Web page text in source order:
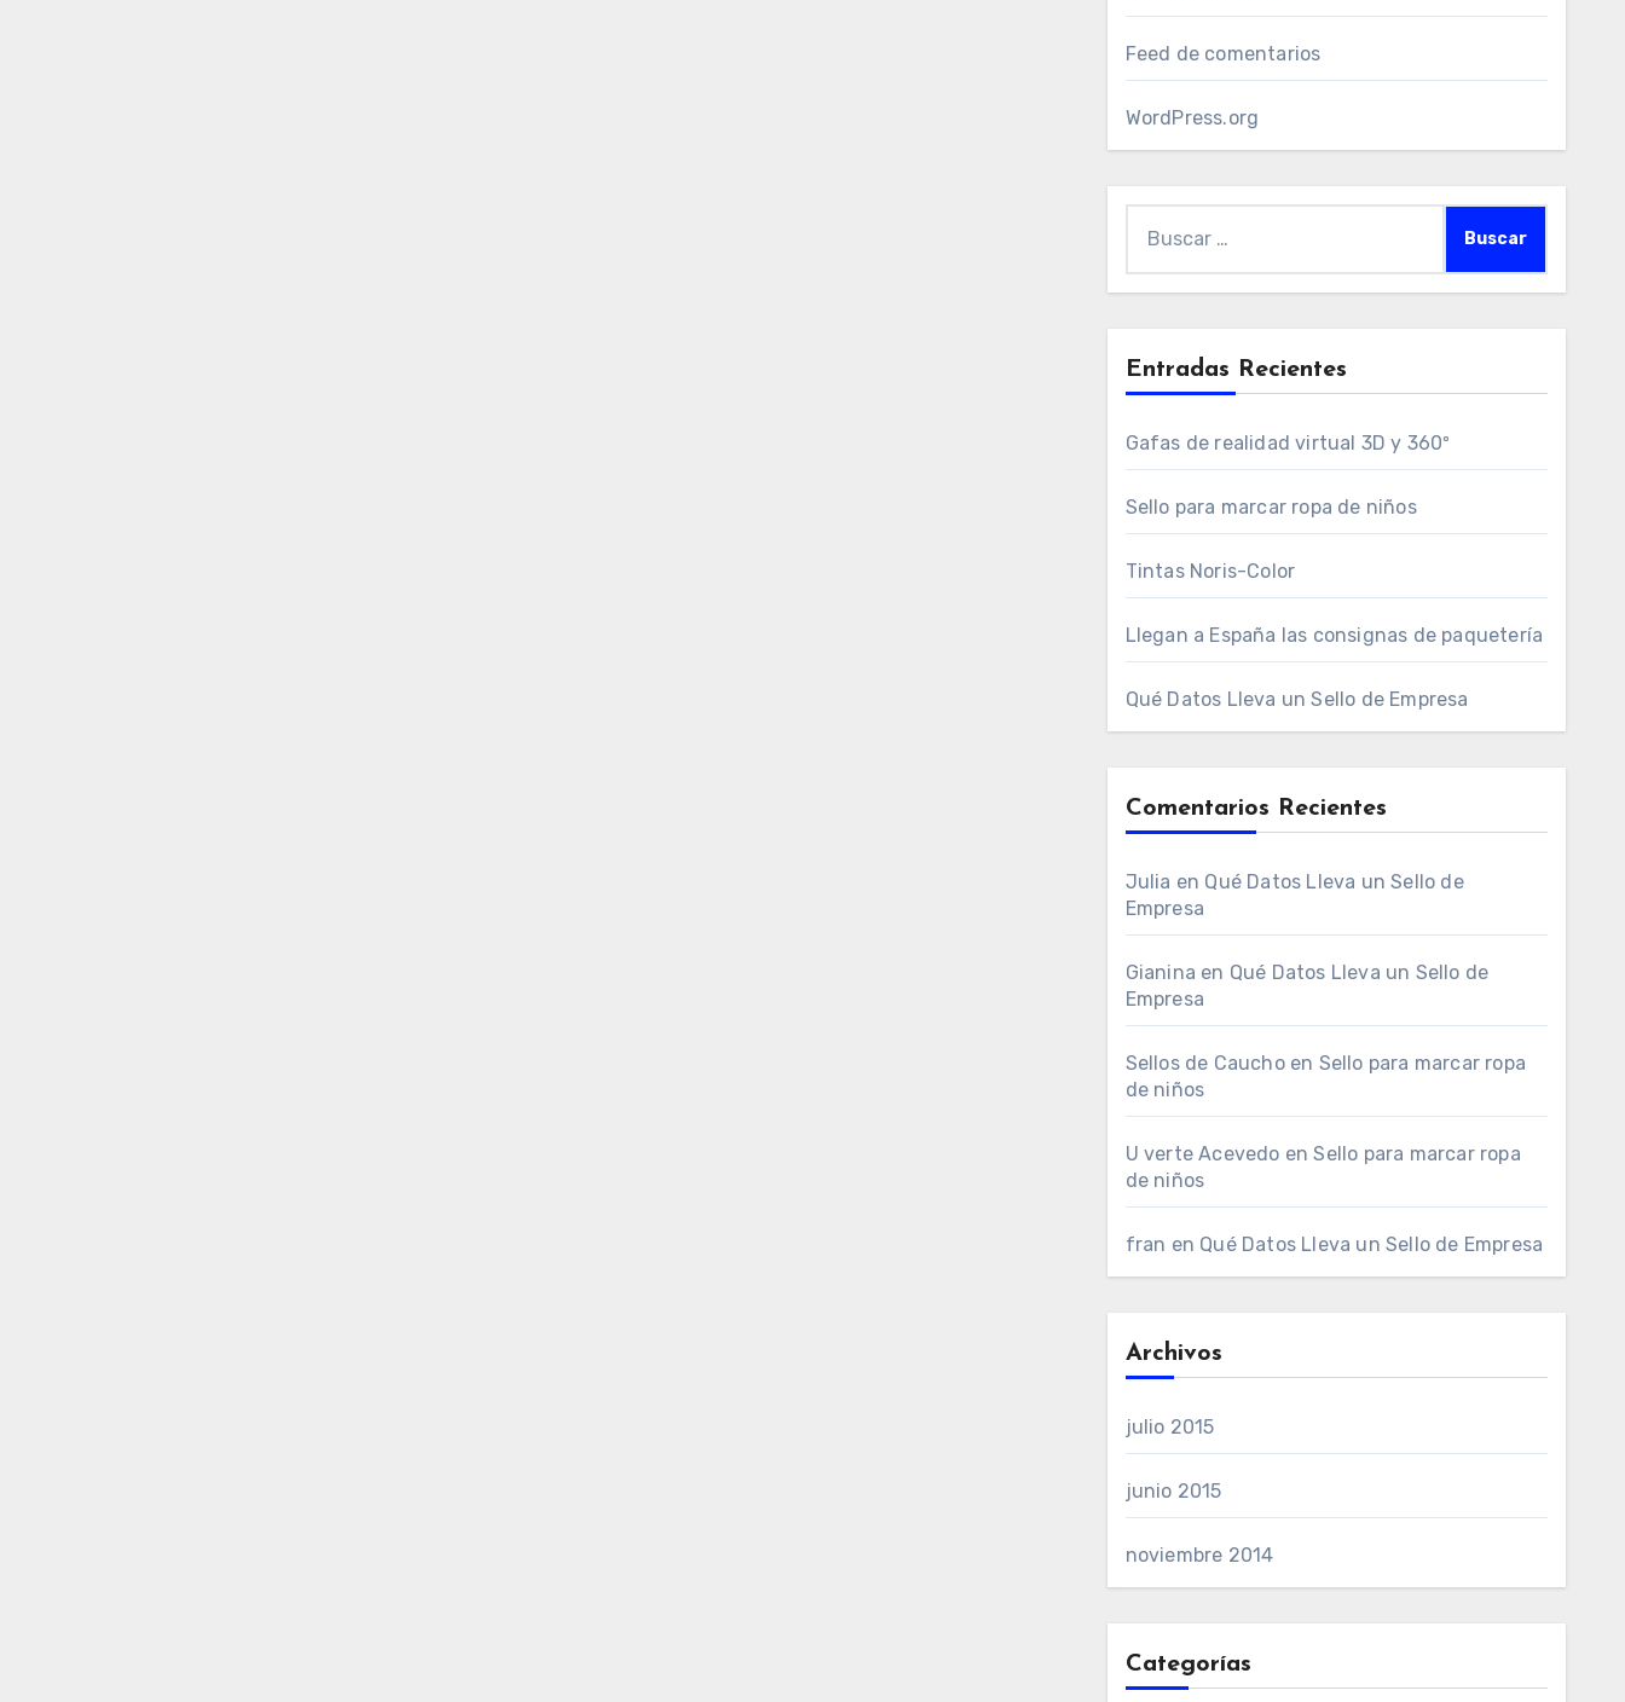
Feed de comentarios
WordPress.org
Entradas Recientes
Gafas de realidad virtual 3D y 360º
Sello para marcar ropa de niños
Tintas Noris-Color
Llegan a España las consignas de paquetería
Qué Datos Lleva un Sello de Empresa
Comentarios Recientes
Julia en Qué Datos Lleva un Sello de
Empresa
Gianina en Qué Datos Lleva un Sello de
Empresa
Sellos de Cauchoen Sello para marcar ropa
de niños
U verte Acevedo enSello para marcar ropa
de niños
fran en Qué Datos Lleva un Sello de Empresa
Archivos
julio 2015
junio 2015
noviembre 2014
Categorías